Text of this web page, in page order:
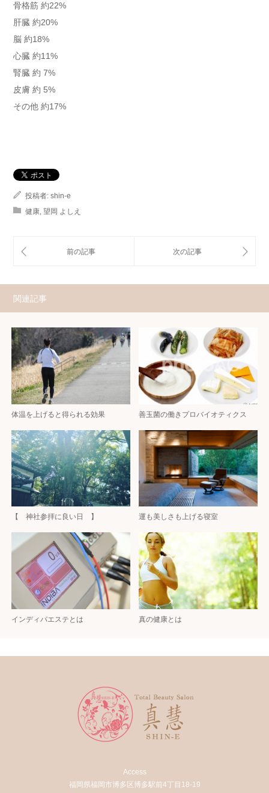
骨格筋 約22%
肝臓 約20%
脳 約18%
心臓 約11%
腎臓 約 7%
皮膚 約 5%
その他 約17%
投稿者: shin-e
健康, 望岡 よしえ
関連記事
体温を上げると得られる効果 善玉菌の働きプロバイオティクス
【 神社参拝に良い日 】 運も美しさも上げる寝室
インディバエステとは 真の健康とは
Access
福岡県福岡市博多区博多駅前4丁目18-19